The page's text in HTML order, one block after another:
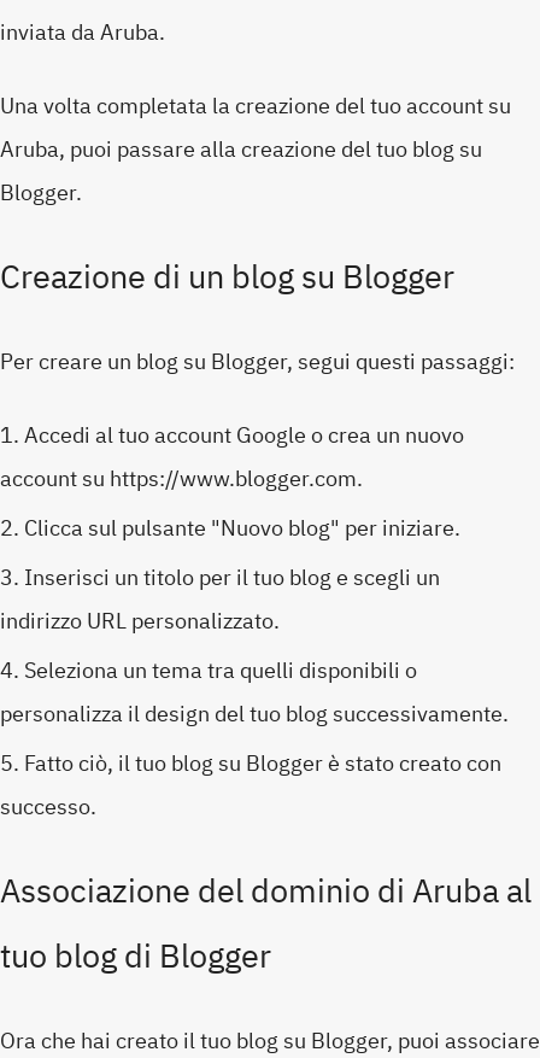
inviata da Aruba.
Una volta completata la creazione del tuo account su
Aruba, puoi passare alla creazione del tuo blog su
Blogger.
Creazione di un blog su Blogger
Per creare un blog su Blogger, segui questi passaggi:
Accedi al tuo account Google o crea un nuovo
account su https://www.blogger.com.
Clicca sul pulsante "Nuovo blog" per iniziare.
Inserisci un titolo per il tuo blog e scegli un
indirizzo URL personalizzato.
Seleziona un tema tra quelli disponibili o
personalizza il design del tuo blog successivamente.
Fatto ciò, il tuo blog su Blogger è stato creato con
successo.
Associazione del dominio di Aruba al
tuo blog di Blogger
Ora che hai creato il tuo blog su Blogger, puoi associare